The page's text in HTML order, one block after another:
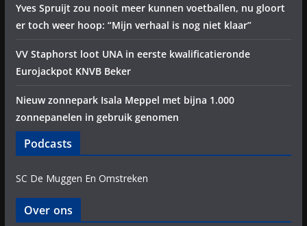
Yves Spruijt zou nooit meer kunnen voetballen, nu gloort
er toch weer hoop: “Mijn verhaal is nog niet klaar”
VV Staphorst loot UNA in eerste kwalificatieronde
Eurojackpot KNVB Beker
Nieuw zonnepark Isala Meppel met bijna 1.000
zonnepanelen in gebruik genomen
Podcasts
SC De Muggen En Omstreken
Over ons